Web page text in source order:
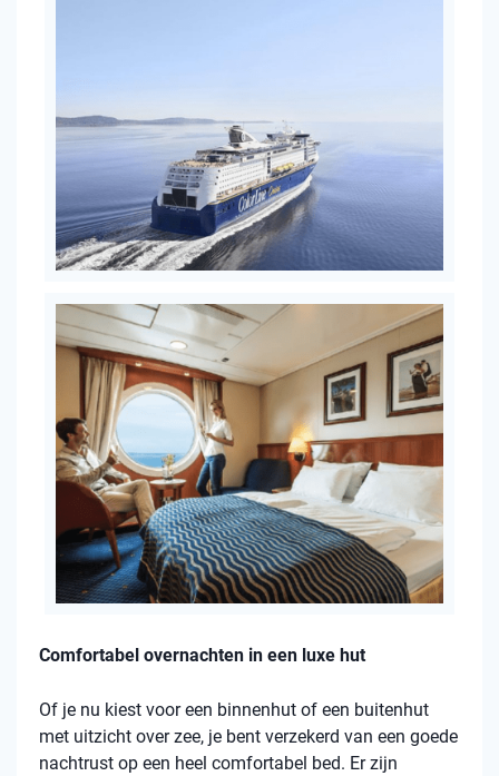
Comfortabel overnachten in een luxe hut
Of je nu kiest voor een binnenhut of een buitenhut
met uitzicht over zee, je bent verzekerd van een goede
nachtrust op een heel comfortabel bed. Er zijn